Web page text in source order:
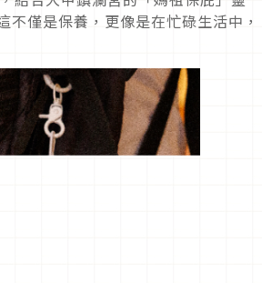
僅是保養，更像是在忙碌生活中，